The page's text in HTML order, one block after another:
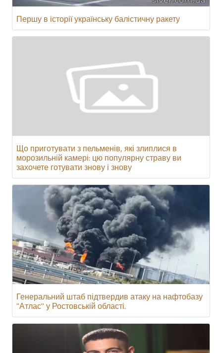
Першу в історії українську балістичну ракету
Що приготувати з пельменів, які злиплися в
морозильній камері: цю популярну страву ви
захочете готувати знову і знову
Генеральний штаб підтвердив атаку на нафтобазу
"Атлас" у Ростовській області.